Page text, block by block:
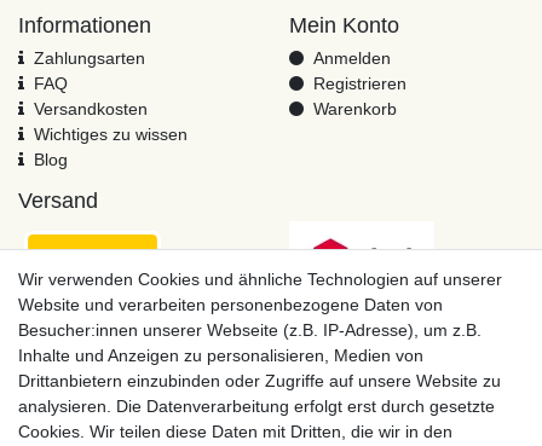
Informationen
Zahlungsarten
FAQ
Versandkosten
Wichtiges zu wissen
Blog
Mein Konto
Anmelden
Registrieren
Warenkorb
Versand
Wir verwenden Cookies und ähnliche Technologien auf unserer
Website und verarbeiten personenbezogene Daten von
Besucher:innen unserer Webseite (z.B. IP-Adresse), um z.B.
Inhalte und Anzeigen zu personalisieren, Medien von
Drittanbietern einzubinden oder Zugriffe auf unsere Website zu
analysieren. Die Datenverarbeitung erfolgt erst durch gesetzte
Cookies. Wir teilen diese Daten mit Dritten, die wir in den